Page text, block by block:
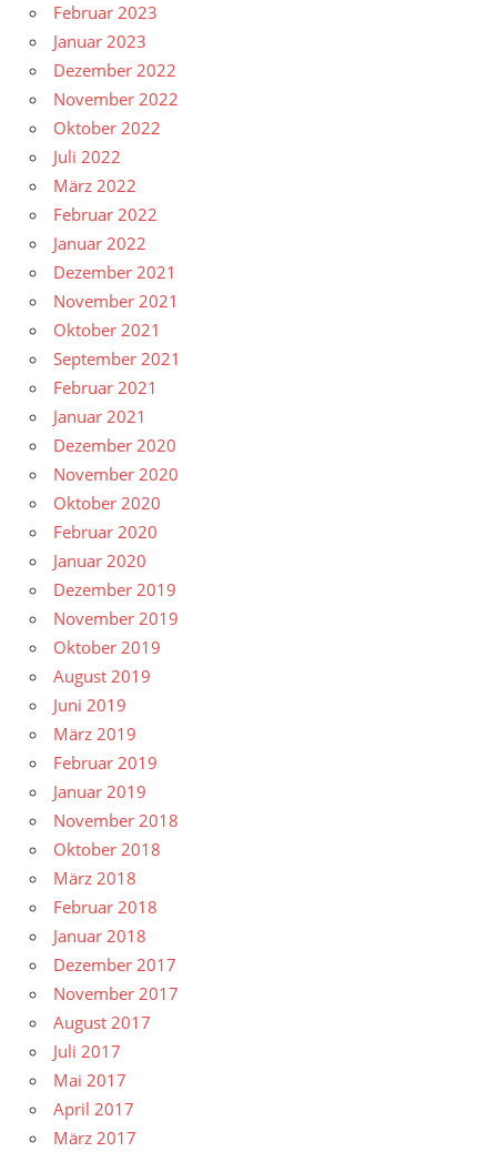
Februar 2023
Januar 2023
Dezember 2022
November 2022
Oktober 2022
Juli 2022
März 2022
Februar 2022
Januar 2022
Dezember 2021
November 2021
Oktober 2021
September 2021
Februar 2021
Januar 2021
Dezember 2020
November 2020
Oktober 2020
Februar 2020
Januar 2020
Dezember 2019
November 2019
Oktober 2019
August 2019
Juni 2019
März 2019
Februar 2019
Januar 2019
November 2018
Oktober 2018
März 2018
Februar 2018
Januar 2018
Dezember 2017
November 2017
August 2017
Juli 2017
Mai 2017
April 2017
März 2017